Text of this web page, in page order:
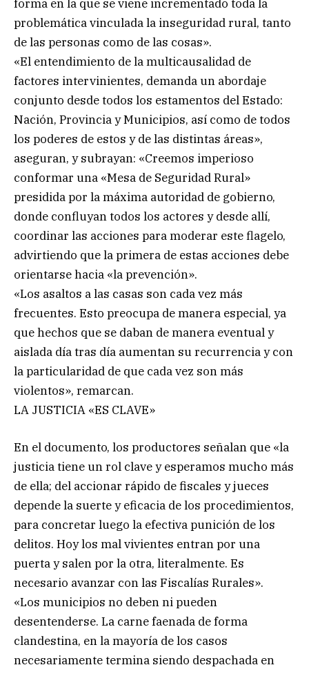
forma en la que se viene incrementado toda la
problemática vinculada la inseguridad rural, tanto
de las personas como de las cosas».
«El entendimiento de la multicausalidad de
factores intervinientes, demanda un abordaje
conjunto desde todos los estamentos del Estado:
Nación, Provincia y Municipios, así como de todos
los poderes de estos y de las distintas áreas»,
aseguran, y subrayan: «Creemos imperioso
conformar una «Mesa de Seguridad Rural»
presidida por la máxima autoridad de gobierno,
donde confluyan todos los actores y desde allí,
coordinar las acciones para moderar este flagelo,
advirtiendo que la primera de estas acciones debe
orientarse hacia «la prevención».
«Los asaltos a las casas son cada vez más
frecuentes. Esto preocupa de manera especial, ya
que hechos que se daban de manera eventual y
aislada día tras día aumentan su recurrencia y con
la particularidad de que cada vez son más
violentos», remarcan.
LA JUSTICIA «ES CLAVE»
En el documento, los productores señalan que «la
justicia tiene un rol clave y esperamos mucho más
de ella; del accionar rápido de fiscales y jueces
depende la suerte y eficacia de los procedimientos,
para concretar luego la efectiva punición de los
delitos. Hoy los mal vivientes entran por una
puerta y salen por la otra, literalmente. Es
necesario avanzar con las Fiscalías Rurales».
«Los municipios no deben ni pueden
desentenderse. La carne faenada de forma
clandestina, en la mayoría de los casos
necesariamente termina siendo despachada en